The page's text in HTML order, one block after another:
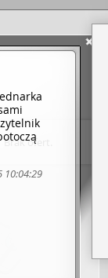
Brak ofert.
10:04:29